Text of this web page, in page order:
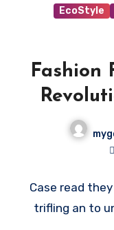
EcoStyle
Fashion
Case read
trifling an to